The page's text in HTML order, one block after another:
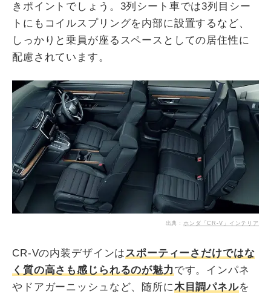
きポイントでしょう。3列シート車では3列目シー
トにもコイルスプリングを内部に設置するなど、
しっかりと乗員が座るスペースとしての居住性に
配慮されています。
出典： ホンダ「CR-V」インテリア
CR-Vの内装デザインは スポーティーさだけではな
く質の高さも感じられるのが魅力 です。インパネ
やドアガーニッシュなど、随所に木目調パネルを